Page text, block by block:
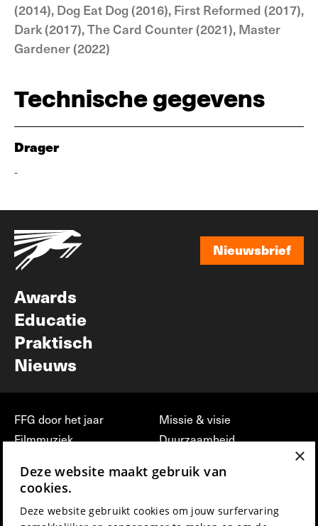
(2014), Dog Eat Dog (2016), First Reformed (2017),
Dark (2017), The Card Counter (2021), Master
Gardener (2022)
Technische gegevens
Drager
-
Nieuwsbrief
Awards
Educatie
Praktisch
Nieuws
FFG door het jaar
Filmmuziek
Press & Industry
Film Fest Friends
Missie & visie
Duurzaamheid
vrijwilligerswerk bij FFG
Privacy & Disclaimer
×
Deze website maakt gebruik van
cookies.
Deze website gebruikt cookies om jouw surfervaring